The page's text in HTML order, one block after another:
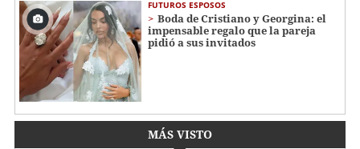
FUTUROS ESPOSOS
Boda de Cristiano y Georgina: el
impensable regalo que la pareja
pidió a sus invitados
MÁS VISTO